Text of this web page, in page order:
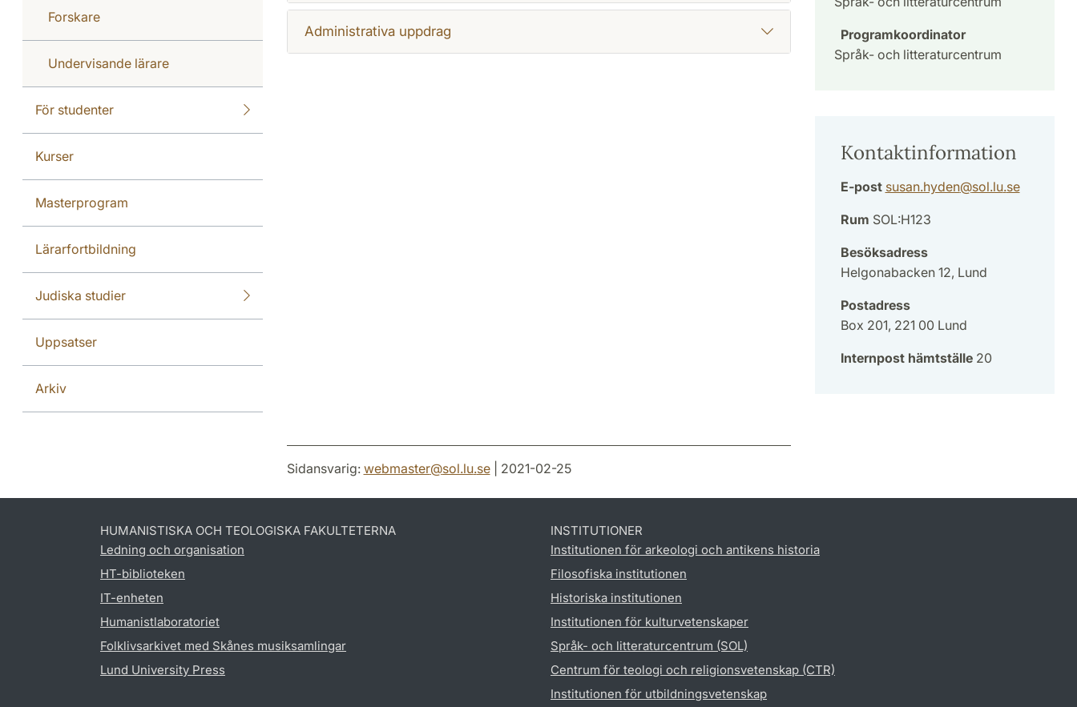
Forskare
Undervisande lärare
För studenter
Kurser
Masterprogram
Lärarfortbildning
Judiska studier
Uppsatser
Arkiv
Administrativa uppdrag
Programkoordinator
Språk- och litteraturcentrum
Kontaktinformation
E-post susan.hyden@sol.lu.se
Rum SOL:H123
Besöksadress
Helgonabacken 12, Lund
Postadress
Box 201, 221 00 Lund
Internpost hämtställe20
Sidansvarig: webmaster@sol.lu.se| 2021-02-25
HUMANISTISKA OCH TEOLOGISKA FAKULTETERNA
Ledning och organisation
HT-biblioteken
IT-enheten
Humanistlaboratoriet
Folklivsarkivet med Skånes musiksamlingar
Lund University Press
INSTITUTIONER
Institutionen för arkeologi och antikens historia
Filosofiska institutionen
Historiska institutionen
Institutionen för kulturvetenskaper
Språk- och litteraturcentrum (SOL)
Centrum för teologi och religionsvetenskap (CTR)
Institutionen för utbildningsvetenskap